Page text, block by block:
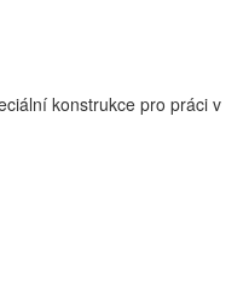
konstrukce pro práci v